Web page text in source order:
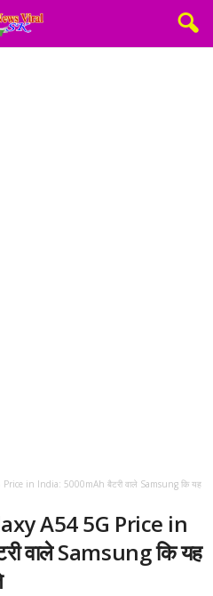
in India: 5000mAh बैटरी वाले Samsung कि यह
A54 5G Price in
वाले Samsung कि यह